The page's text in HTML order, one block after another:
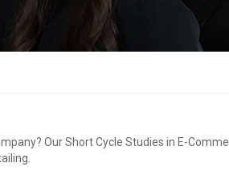
Our Short Cycle Studies in E-